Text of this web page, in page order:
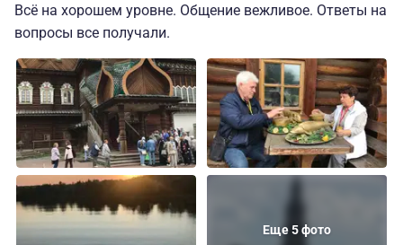
Всё на хорошем уровне. Общение вежливое. Ответы на
вопросы все получали.
Еще 5 фото